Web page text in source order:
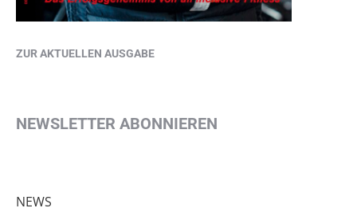
ZUR AKTUELLEN AUSGABE
NEWSLETTER ABONNIEREN
NEWS